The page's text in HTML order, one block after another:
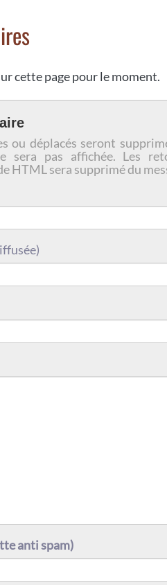
cette page pour le moment.
ou déplacés seront
sera pas affichée. Les
HTML sera supprimé du
anti spam)